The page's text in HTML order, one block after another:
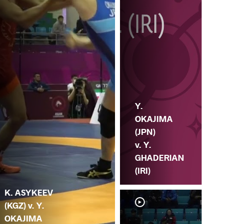
K. ASYKEEV
(KGZ) v. Y.
OKAJIMA
Y.
OKAJIMA
(JPN)
v. Y.
GHADERIAN
(IRI)